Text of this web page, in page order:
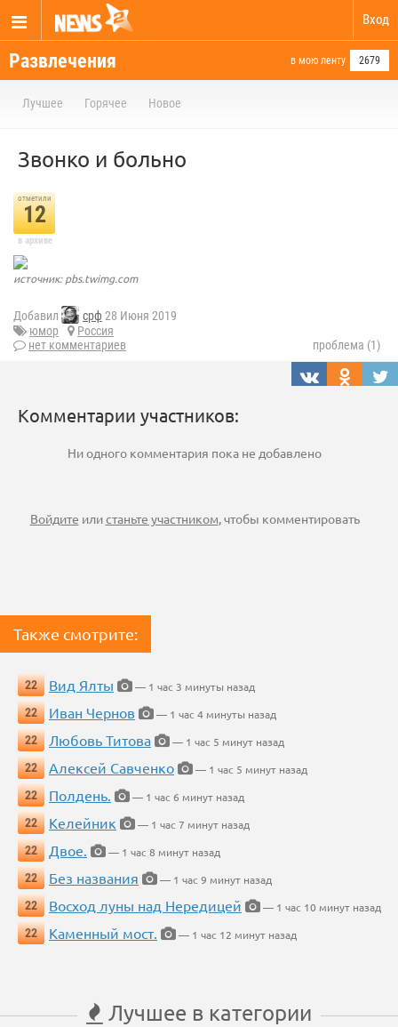
Вход
Развлечения в мою ленту 2679
Лучшее Горячее Новое
Звонко и больно
отметили
12
в архиве
источник: pbs.twimg.com
Добавил срф 28 Июня 2019
юмор
Россия
нет комментариев
проблема (1)
Комментарии участников:
Ни одного комментария пока не добавлено
Войдите илистаньте участником, чтобы комментировать
Также смотрите:
22 Вид Ялты
— 1 час 3 минуты назад
22
Иван Чернов
— 1 час 4 минуты назад
22
Любовь Титова
— 1 час 5 минут назад
22
Алексей Савченко
— 1 час 5 минут назад
22
Полдень.
— 1 час 6 минут назад
22
Келейник
— 1 час 7 минут назад
22
Двое.
— 1 час 8 минут назад
22
Без названия
— 1 час 9 минут назад
22
Восход луны над Нередицей
— 1 час 10 минут назад
22
Каменный мост. — 1 час 12 минут назад
Лучшее в категории